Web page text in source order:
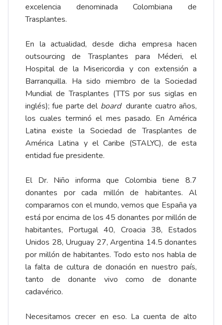
excelencia denominada Colombiana de
Trasplantes.
En la actualidad, desde dicha empresa hacen
outsourcing de Trasplantes para Méderi, el
Hospital de la Misericordia y con extensión a
Barranquilla. Ha sido miembro de la Sociedad
Mundial de Trasplantes (TTS por sus siglas en
inglés); fue parte del boarddurante cuatro años,
los cuales terminó el mes pasado. En América
Latina existe la Sociedad de Trasplantes de
América Latina y el Caribe (STALYC), de esta
entidad fue presidente.
El Dr. Niño informa que Colombia tiene 8.7
donantes por cada millón de habitantes. Al
compararnos con el mundo, vemos que España ya
está por encima de los 45 donantes por millón de
habitantes, Portugal 40, Croacia 38, Estados
Unidos 28, Uruguay 27, Argentina 14.5 donantes
por millón de habitantes. Todo esto nos habla de
la falta de cultura de donación en nuestro país,
tanto de donante vivo como de donante
cadavérico.
Necesitamos crecer en eso. La cuenta de alto